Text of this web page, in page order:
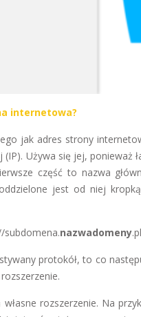
internetowa?
jak adres strony
Używa się jej, ponieważ
część to nazwa
jest od niej
subdomena.nazwadomeny.pl
protokół, to co
rozszerzenie. Na